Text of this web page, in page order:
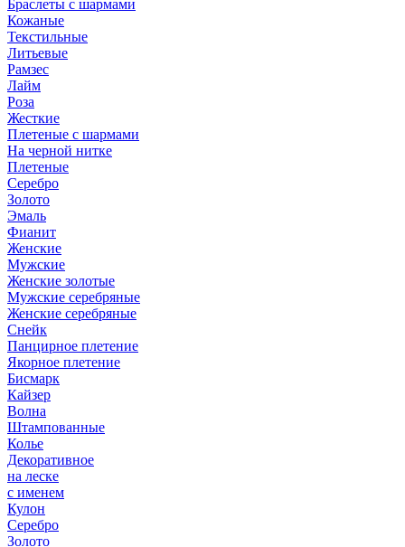
Браслеты с шармами
Кожаные
Текстильные
Литьевые
Рамзес
Лайм
Роза
Жесткие
Плетеные с шармами
На черной нитке
Плетеные
Серебро
Золото
Эмаль
Фианит
Женские
Мужские
Женские золотые
Мужские серебряные
Женские серебряные
Снейк
Панцирное плетение
Якорное плетение
Бисмарк
Кайзер
Волна
Штампованные
Колье
Декоративное
на леске
с именем
Кулон
Серебро
Золото